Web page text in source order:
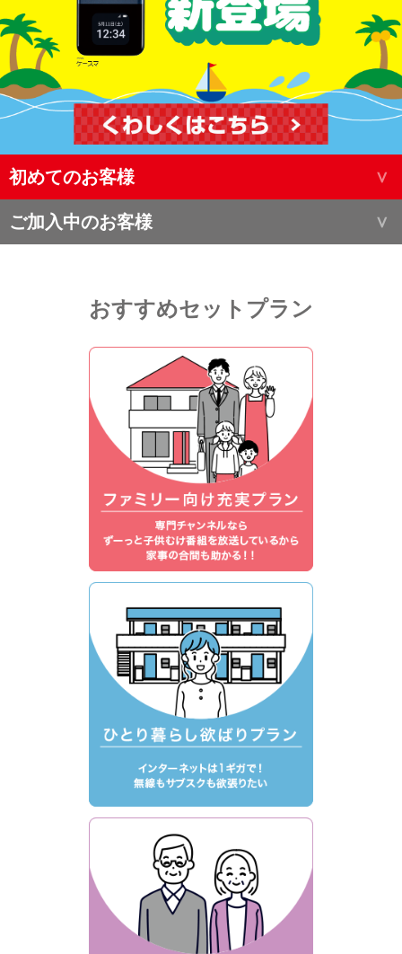
初めてのお客様
ご加入中のお客様
おすすめセットプラン